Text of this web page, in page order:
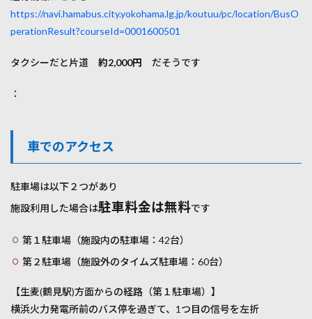
https://navi.hamabus.city.yokohama.lg.jp/koutuu/pc/location/BusO
perationResult?courseId=0001600501
タクシーだと片道 約2,000円 だそうです
：
車でのアクセス
駐車場は以下２つがあり
施設利用した場合は駐車料金は無料です
第１駐車場（施設内の駐車場：42台）
第２駐車場（施設外のタイムズ駐車場：60台）
【生麦(鶴見駅)方面からの経路（第１駐車場）】
横浜火力発電所前のバス停を過ぎて、1つ目の信号を左折